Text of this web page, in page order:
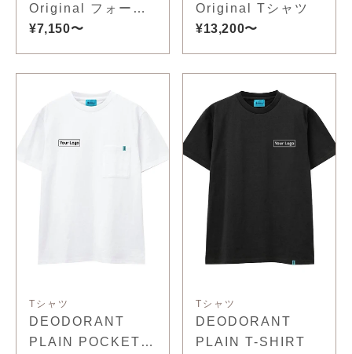
Original フォーマ
ルTシャツ
¥7,150〜
Original Tシャツ
¥13,200〜
Tシャツ
DEODORANT
PLAIN POCKET
Tシャツ
DEODORANT
PLAIN T-SHIRT